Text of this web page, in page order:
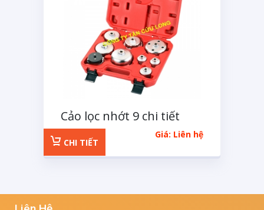
Cảo lọc nhớt 9 chi tiết
Giá: Liên hệ
CHI TIẾT